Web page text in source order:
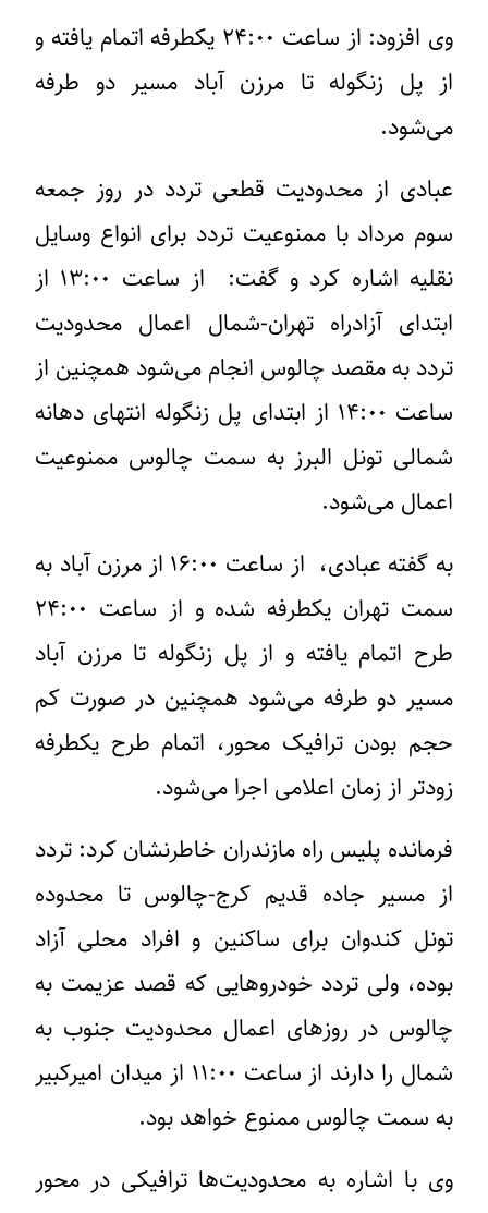
وی افزود: از ساعت ۲۴:۰۰ یکطرفه اتمام یافته و
از پل زنگوله تا مرزن آباد مسیر دو طرفه
می‌شود.
عبادی از محدودیت قطعی تردد در روز جمعه
سوم مرداد با ممنوعیت تردد برای انواع وسایل
نقلیه اشاره کرد و گفت: از ساعت ۱۳:۰۰ از
ابتدای آزادراه تهران-شمال اعمال محدودیت
تردد به مقصد چالوس انجام می‌شود همچنین از
ساعت ۱۴:۰۰ از ابتدای پل زنگوله انتهای دهانه
شمالی تونل البرز به سمت چالوس ممنوعیت
اعمال می‌شود.
به گفته عبادی، از ساعت ۱۶:۰۰ از مرزن آباد به
سمت تهران یکطرفه شده و از ساعت ۲۴:۰۰
طرح اتمام یافته و از پل زنگوله تا مرزن آباد
مسیر دو طرفه می‌شود همچنین در صورت کم
حجم بودن ترافیک محور، اتمام طرح یکطرفه
زودتر از زمان اعلامی اجرا می‌شود.
فرمانده پلیس راه مازندران خاطرنشان کرد: تردد
از مسیر جاده قدیم کرج-چالوس تا محدوده
تونل کندوان برای ساکنین و افراد محلی آزاد
بوده، ولی تردد خودروهایی که قصد عزیمت به
چالوس در روزهای اعمال محدودیت جنوب به
شمال را دارند از ساعت ۱۱:۰۰ از میدان امیرکبیر
به سمت چالوس ممنوع خواهد بود.
وی با اشاره به محدودیت‌ها ترافیکی در محور